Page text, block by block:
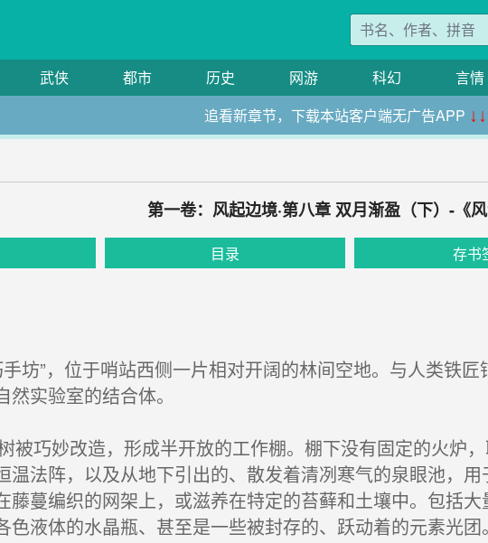
武侠 都市 历史 网游 科幻 言情
追看新章节，下载本站客户端无广告APP
第一卷：风起边境·第八章 双月渐盈（下）-《风
目录 存书
坊”，位于哨站西侧一片相对开阔的林间空地。与人类铁
实验室的结合体。
被巧妙改造，形成半开放的工作棚。棚下没有固定的火炉
温法阵，以及从地下引出的、散发着清冽寒气的泉眼池，
藤蔓编织的网架上，或滋养在特定的苔藓和土壤中。包括
色液体的水晶瓶、甚至是一些被封存的、跃动着的元素光团。